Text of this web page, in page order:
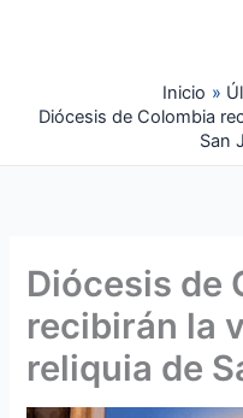
Inicio
Diócesis de Colombia
San
Diócesis de
recibirán la
reliquia de